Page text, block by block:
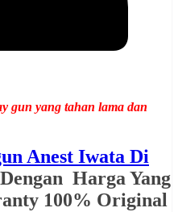
gun yang tahan lama dan
Anest Iwata Di
Dengan Harga Yang
100% Original